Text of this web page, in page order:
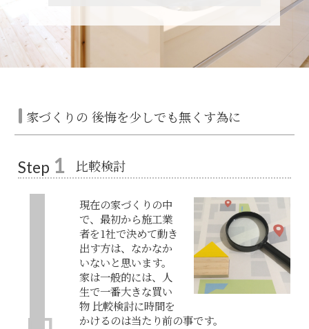
家づくりの 後悔を少しでも無くす為に
Step 1 比較検討
現在の家づくりの中
で、最初から施工業
者を1社で決めて動き
出す方は、なかなか
いないと思います。
家は一般的には、人
生で一番大きな買い
物 比較検討に時間を
かけるのは当たり前の事です。